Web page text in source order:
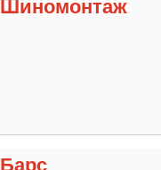
Шиномонтаж
Барс